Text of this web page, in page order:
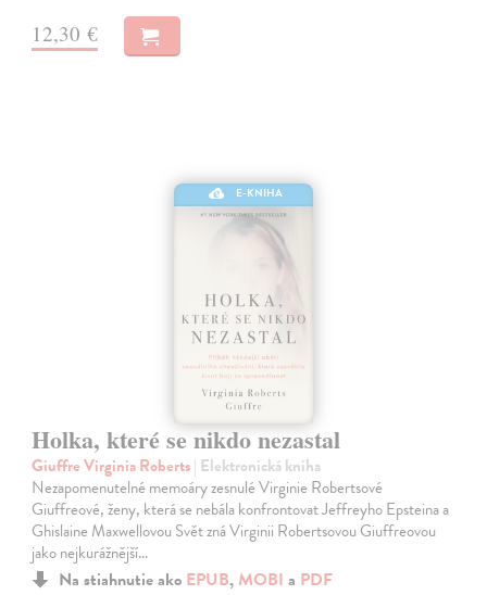
12,30 €
E-KNIHA
Holka, které se nikdo nezastal
Giuffre Virginia Roberts| Elektronická kniha
Nezapomenutelné memoáry zesnulé Virginie Robertsové
Giuffreové, ženy, která se nebála konfrontovat Jeffreyho Epsteina a
Ghislaine Maxwellovou Svět zná Virginii Robertsovou Giuffreovou
jako nejkurážnější…
Na stiahnutie ako EPUB, MOBI a PDF